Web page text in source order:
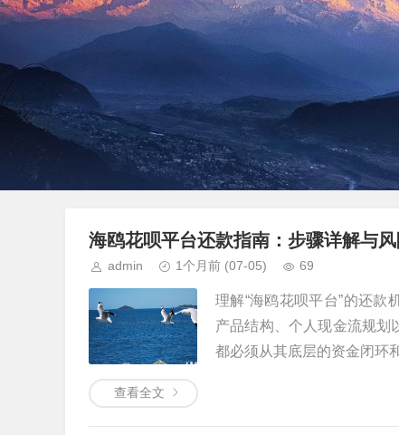
海鸥花呗平台还款指南：步骤详解与
admin 1个月前 (07-05) 69
理解“海鸥花呗平台”的还款
产品结构、个人现金流规划
都必须从其底层的资金闭环
查看全文